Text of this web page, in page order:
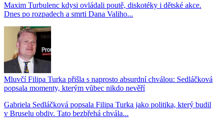
Maxim Turbulenc kdysi ovládali poutě, diskotéky i dětské akce.
Dnes po rozpadech a smrti Dana Valiho...
Mluvčí Filipa Turka přišla s naprosto absurdní chválou: Sedláčková
popsala momenty, kterým vůbec nikdo nevěří
Gabriela Sedláčková popsala Filipa Turka jako politika, který budil
v Bruselu obdiv. Tato bezbřehá chvála...